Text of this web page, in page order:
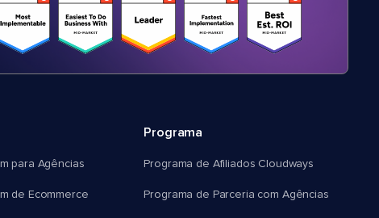
para Agências
de Ecommerce
Programa
Programa de Afiliados Cloudways
Programa de Parceria com Agências